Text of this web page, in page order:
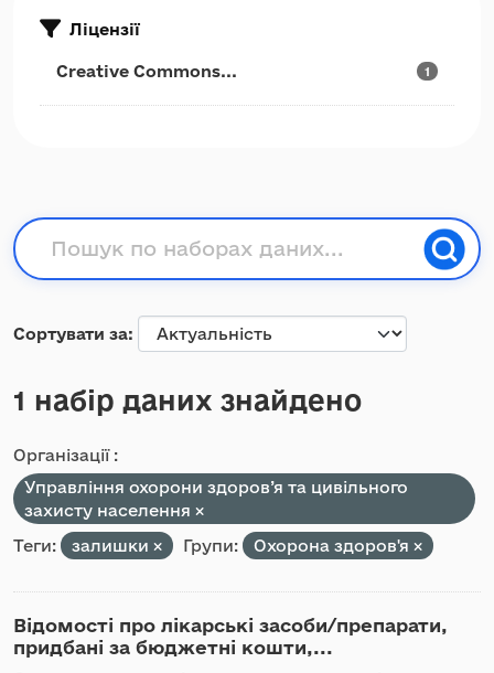
Ліцензії
Creative Commons... 1
Сортувати за
1 набір даних знайдено
Організації :
Управління охорони здоров’я та цивільного
захисту населення
Теги:
залишки Групи: Охорона здоров'я
Відомості про лікарські засоби/препарати,
придбані за бюджетні кошти,...